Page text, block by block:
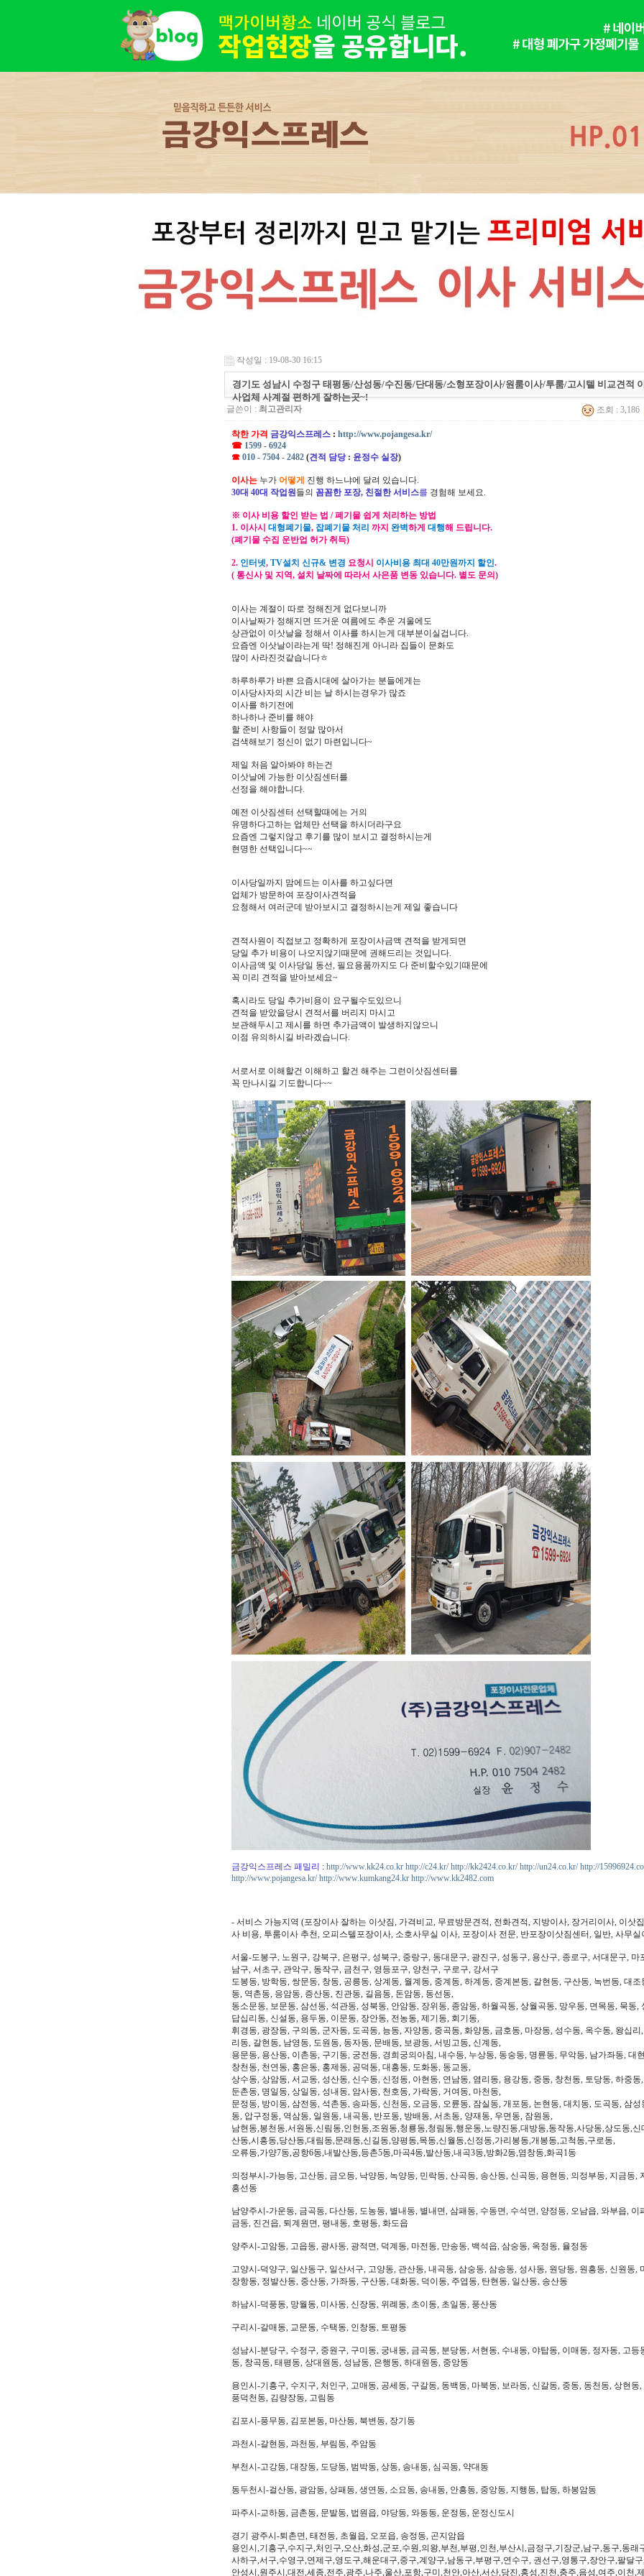
작성일 : 19-08-30 16:15
경기도 성남시 수정구 태평동/산성동/수진동/단대동/소형포장이사/원룸이사/투룸/고시텔 비교견적 이
사업체 사계절 편하게 잘하는곳~!
글쓴이 : 최고관리자 조회 : 3,186
착한 가격 금강익스프레스 : http://www.pojangesa.kr/
☎ 1599 - 6924
☎ 010 - 7504 - 2482 (견적 담당 : 윤정수 실장)
이사는 누가 어떻게 진행 하느냐에 달려 있습니다.
30대 40대 작업원들의 꼼꼼한 포장, 친절한 서비스를 경험해 보세요.
※ 이사 비용 할인 받는 법 / 폐기물 쉽게 처리하는 방법
1. 이사시 대형폐기물, 잡폐기물 처리 까지 완벽하게 대행해 드립니다.
(폐기물 수집 운반업 허가 취득)
2. 인터넷, TV설치 신규& 변경 요청시 이사비용 최대 40만원까지 할인.
( 통신사 및 지역, 설치 날짜에 따라서 사은품 변동 있습니다. 별도 문의)
이사는 계절이 따로 정해진게 없다보니까
이사날짜가 정해지면 뜨거운 여름에도 추운 겨울에도
상관없이 이삿날을 정해서 이사를 하시는게 대부분이실겁니다.
​요즘엔 이삿날이라는게 딱! 정해진게 아니라 집들이 문화도
많이 사라진것같습니다ㅎ
하루하루가 바쁜 요즘시대에 살아가는 분들에게는
​이사당사자의 시간 비는 날 하시는경우가 많죠
이사를 하기전에
하나하나 준비를 해야
할 준비 사항들이 정말 많아서
검색해보기 정신이 없기 마련입니다~
제일 처음 알아봐야 하는건
이삿날에 가능한 이삿짐센터를
선정을 해야합니다.
예전 이삿짐센터 선택할때에는 거의
유명하다고하는 업체만 선택을 하시더라구요
요즘엔 그렇지않고 후기를 많이 보시고 결정하시는게
현명한 선택입니다~~
이사당일까지 맘에드는 이사를 하고싶다면
업체가 방문하여 포장이사견적을
요청해서 여러군데 받아보시고 결정하시는게 제일 좋습니다
견적사원이 직접보고 정확하게 포장이사금액 견적을 받게되면
당일 추가 비용이 나오지않기때문에 권해드리는 것입니다.
이사금액 및 이사당일 동선, 필요용품까지도 다 준비할수있기때문에
꼭 미리 견적을 받아보세요~
혹시라도 당일 추가비용이 요구될수도있으니
견적을 받았을당시 견적서를 버리지 마시고
보관해두시고 제시를 하면 추가금액이 발생하지않으니
이점 유의하시길 바라겠습니다.
서로서로 이해할건 이해하고 할건 해주는 그런이삿짐센터를
꼭 만나시길 기도합니다~~
금강익스프레스 패밀리 : http://www.kk24.co.kr http://c24.kr/ http://kk2424.co.kr/ http://un24.co.kr/ http://
http://www.pojangesa.kr/ http://www.kumkang24.kr http://www.kk2482.com
- 서비스 가능지역 (포장이사 잘하는 이삿짐, 가격비교, 무료방문견적, 전화견적, 지방이사, 장거리이사, 이삿
사 비용, 투룸이사 추천, 오피스텔포장이사, 소호사무실 이사, 포장이사 전문, 반포장이삿짐센터, 일반, 사무
서울-도봉구, 노원구, 강북구, 은평구, 성북구, 중랑구, 동대문구, 광진구, 성동구, 용산구, 종로구, 서대문구, 마
남구, 서초구, 관악구, 동작구, 금천구, 영등포구, 양천구, 구로구, 강서구
도봉동, 방학동, 쌍문동, 창동, 공릉동, 상계동, 월계동, 중계동, 하계동, 중계본동, 갈현동, 구산동, 녹번동, 대
동, 역촌동, 응암동, 증산동, 진관동, 길음동, 돈암동, 동선동,
동소문동, 보문동, 삼선동, 석관동, 성북동, 안암동, 장위동, 종암동, 하월곡동, 상월곡동, 망우동, 면목동, 묵동,
답십리동, 신설동, 용두동, 이문동, 장안동, 전농동, 제기동, 회기동,
휘경동, 광장동, 구의동, 군자동, 도곡동, 능동, 자양동, 중곡동, 화양동, 금호동, 마장동, 성수동, 옥수동, 왕십리
리동, 갈현동, 남영동, 도원동, 동자동, 문배동, 보광동, 서빙고동, 신계동,
용문동, 용산동, 이촌동, 구기동, 궁전동, 경희궁의아침, 내수동, 누상동, 동숭동, 명륜동, 무악동, 남가좌동, 대
창천동, 천연동, 홍은동, 홍제동, 공덕동, 대흥동, 도화동, 동교동,
상수동, 상암동, 서교동, 성산동, 신수동, 신정동, 아현동, 연남동, 염리동, 용강동, 중동, 창천동, 토당동, 하중
둔촌동, 명일동, 상일동, 성내동, 암사동, 천호동, 가락동, 거여동, 마천동,
문정동, 방이동, 삼전동, 석촌동, 송파동, 신천동, 오금동, 오륜동, 잠실동, 개포동, 논현동, 대치동, 도곡동, 삼
동, 압구정동, 역삼동, 일원동, 내곡동, 반포동, 방배동, 서초동, 양재동, 우면동, 잠원동,
남현동,봉천동,서원동,신림동,인헌동,조원동,청룡동,청림동,행운동,노량진동,대방동,동작동,사당동,상도동,
산동,시흥동,당산동,대림동,문래동,신길동,양평동,목동,신월동,신정동,가리봉동,개봉동,고척동,구로동,
오류동,가양7동,공항6동,내발산동,등촌5동,마곡4동,발산동,내곡3동,방화2동,염창동,화곡1동
의정부시-가능동, 고산동, 금오동, 낙양동, 녹양동, 민락동, 산곡동, 송산동, 신곡동, 용현동, 의정부동, 지금동,
흥선동
남양주시-가운동, 금곡동, 다산동, 도농동, 별내동, 별내면, 삼패동, 수동면, 수석면, 양정동, 오남읍, 와부읍, 이
금동, 진건읍, 퇴계원면, 평내동, 호평동, 화도읍
양주시-고암동, 고읍동, 광사동, 광적면, 덕계동, 마전동, 만송동, 백석읍, 삼숭동, 옥정동, 율정동
고양시-덕양구, 일산동구, 일산서구, 고양동, 관산동, 내곡동, 삼숭동, 삼송동, 성사동, 원당동, 원흥동, 신원동,
장항동, 정발산동, 중산동, 가좌동, 구산동, 대화동, 덕이동, 주엽동, 탄현동, 일산동, 송산동
하남시-덕풍동, 망월동, 미사동, 신장동, 위례동, 초이동, 초일동, 풍산동
구리시-갈매동, 교문동, 수택동, 인창동, 토평동
성남시-분당구, 수정구, 중원구, 구미동, 궁내동, 금곡동, 분당동, 서현동, 수내동, 야탑동, 이매동, 정자동, 고등
동, 창곡동, 태평동, 상대원동, 성남동, 은행동, 하대원동, 중앙동
용인시-기흥구, 수지구, 처인구, 고매동, 공세동, 구갈동, 동백동, 마북동, 보라동, 신갈동, 중동, 동천동, 상현동
풍덕천동, 김량장동, 고림동
김포시-풍무동, 김포본동, 마산동, 북변동, 장기동
과천시-갈현동, 과천동, 부림동, 주암동
부천시-고강동, 대장동, 도당동, 범박동, 상동, 송내동, 심곡동, 약대동
동두천시-걸산동, 광암동, 상패동, 생연동, 소요동, 송내동, 안흥동, 중앙동, 지행동, 탑동, 하봉암동
파주시-교하동, 금촌동, 문발동, 법원읍, 야당동, 와동동, 운정동, 운정신도시
경기 광주시-퇴촌면, 태전동, 초월읍, 오포읍, 송정동, 곤지암읍
용인시,기흥구,수지구,처인구,오산,화성,군포,수원,의왕,부천,부평,인천,부산시,금정구,기장군,남구,동구,동래
사하구,서구,수영구,연제구,영도구,해운대구,중구,계양구,남동구,부평구,연수구, 권선구,영통구,장안구,팔달
안성시,원주시,대전,세종,전주,광주,나주,울산,포항,구미,천안,아산,서산,당진,홍성,진천,충주,음성,여주,이천,